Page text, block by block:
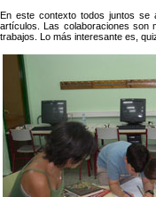
En este contexto todos juntos se
artículos. Las colaboraciones son
trabajos. Lo más interesante es,